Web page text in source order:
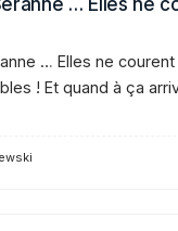
… Elles ne
! Et quand à ça